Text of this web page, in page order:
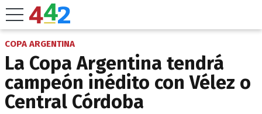
COPA ARGENTINA
La Copa Argentina tendrá
campeón inédito con Vélez o
Central Córdoba